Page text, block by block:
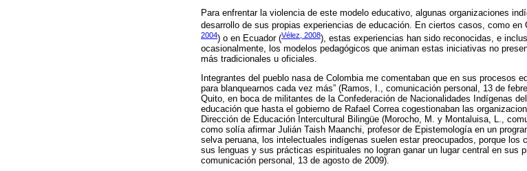
Para enfrentar la violencia de este modelo educativo, algunas organizaciones
desarrollo de sus propias experiencias de educación. En ciertos casos, como en
2004) o en Ecuador (Vélez, 2008), estas experiencias han sido reconocidas, e
ocasionalmente, los modelos pedagógicos que animan estas iniciativas no
más tradicionales u oficiales.
Integrantes del pueblo nasa de Colombia me comentaban que en sus procesos
para blanquearnos cada vez más” (Ramos, I., comunicación personal, 13 de
Quito, en boca de militantes de la Confederación de Nacionalidades Indígenas
educación que hasta el gobierno de Rafael Correa cogestionaban las
Dirección de Educación Intercultural Bilingüe (Morocho, M. y Montaluisa, L.,
como solía afirmar Julián Taish Maanchi, profesor de Epistemología en un
selva peruana, los intelectuales indígenas suelen estar preocupados, porque los
sus lenguas y sus prácticas espirituales no logran ganar un lugar central en sus
comunicación personal, 13 de agosto de 2009).